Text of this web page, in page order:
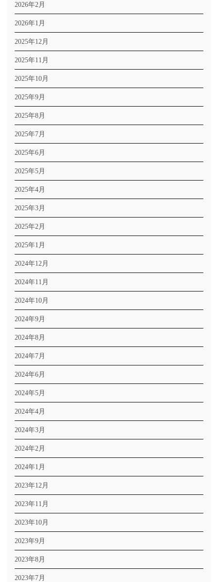
2026年2月
2026年1月
2025年12月
2025年11月
2025年10月
2025年9月
2025年8月
2025年7月
2025年6月
2025年5月
2025年4月
2025年3月
2025年2月
2025年1月
2024年12月
2024年11月
2024年10月
2024年9月
2024年8月
2024年7月
2024年6月
2024年5月
2024年4月
2024年3月
2024年2月
2024年1月
2023年12月
2023年11月
2023年10月
2023年9月
2023年8月
2023年7月